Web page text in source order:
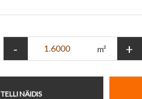
- m² +
TELLI NÄIDIS